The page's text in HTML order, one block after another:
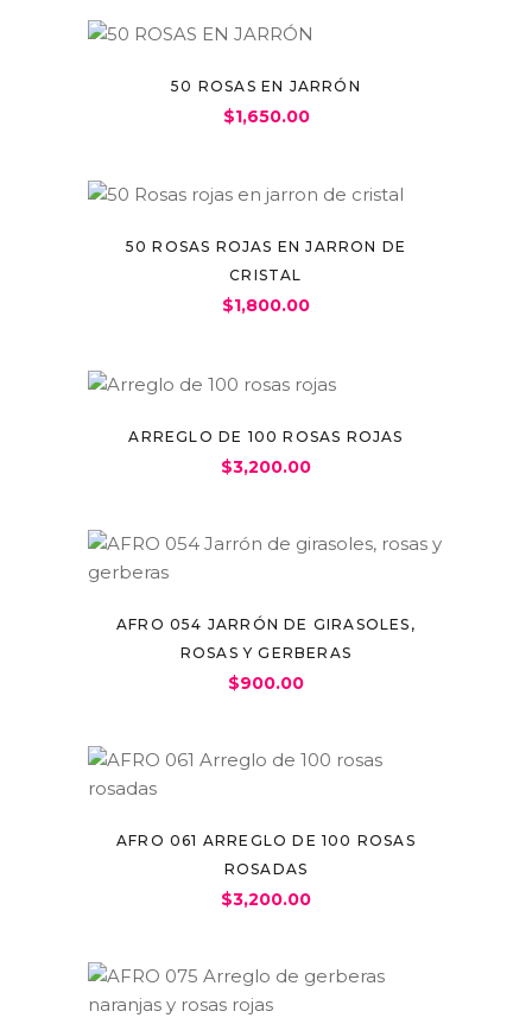
50 ROSAS EN JARRÓN
$1,650.00
50 ROSAS ROJAS EN JARRON DE
CRISTAL
$1,800.00
ARREGLO DE 100 ROSAS ROJAS
$3,200.00
AFRO 054 JARRÓN DE GIRASOLES,
ROSAS Y GERBERAS
$900.00
AFRO 061 ARREGLO DE 100 ROSAS
ROSADAS
$3,200.00